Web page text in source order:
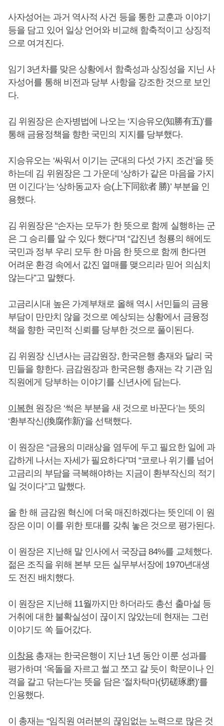
사자성어는 과거 역사적 사건 등을 통한 교훈과 이야기
등을 담고 있어 일상 언어와 비교해 함축적이고 상징적
으로 여겨진다.
임기 3년차를 맞은 상황에서 함축성과 상징성을 지닌 사
자성어를 통해 비전과 당부 사항을 강조한 것으로 보인
다.
김 위원장은 손자병법에 나오는 ‘지승유오(知勝有五)’를
통해 금융정책을 향한 국민의 지지를 당부했다.
지승유오는 ‘싸워서 이기는 군대의 다섯 가지 조건’을 뜻
하는데 김 위원장은 그 가운데 ‘상하가 같은 마음을 가지
면 이긴다’는 ‘상하동교자 승(上下同欲者 勝)’ 부분을 인
용했다.
김 위원장은 “손자는 모두가 한 뜻으로 함께 실행하는 군
은 그 승리를 알 수 있다 했다”며 “갑진년 청룡의 해에도
국민과 정부 우리 모두 한 마음 한 뜻으로 함께 한다면
어려운 환경 속에서 값진 열매를 맺으리라 믿어 의심치
않는다”고 말했다.
고금리시대 높은 가계부채로 올해 역시 서민들의 금융
부담이 만만치 않을 것으로 예상되는 상황에서 금융정
책을 향한 국민적 신뢰를 당부한 것으로 풀이된다.
김 위원장 신년사는 금감원장, 한국은행 총재와 달리 국
민들을 향한다. 금감원장과 한국은행 총재는 각 기관 임
직원에게 당부하는 이야기를 신년사에 담는다.
이복현 원장은 ‘썩은 부분을 새 것으로 바꾼다’는 뜻의
‘환부작신(換腐作新)’을 선택했다.
이 원장은 “금융의 미래상을 염두에 두고 필요한 일에 과
감하게 나서는 자세가 필요하다”며 “코로나 위기를 넘어
고금리의 부담을 극복해야하는 지금이 환부작신의 적기
일 것이다”고 말했다.
올 한 해 금감원 혁신에 더욱 매진하겠다는 뜻인데 이 원
장은 이미 이를 위한 토대를 갖춰 놓은 것으로 평가된다.
이 원장은 지난해 말 인사에서 국장급 84%를 교체했다.
젊은 조직을 위해 본부 모든 실무부서장에 1970년대생
도 전진 배치했다.
이 원장은 지난해 11월까지만 하더라도 총선 출마설 등
거취에 대한 불확실성이 끊이지 않았는데 현재는 그런
이야기도 쏙 들어갔다.
이창용 총재는 한국은행이 지난 1년 동안 이룬 성과를
평가하며 ‘옥돌을 자르고 썰고 쪼고 갈 듯이 학문이나 인
격을 갈고 닦는다’는 뜻을 담은 ‘절차탁마(切磋琢磨)’를
인용했다.
이 총재는 “임직원 여러분의 끊임없는 노력으로 많은 것